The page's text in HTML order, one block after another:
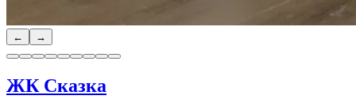
← →
ЖК Сказка